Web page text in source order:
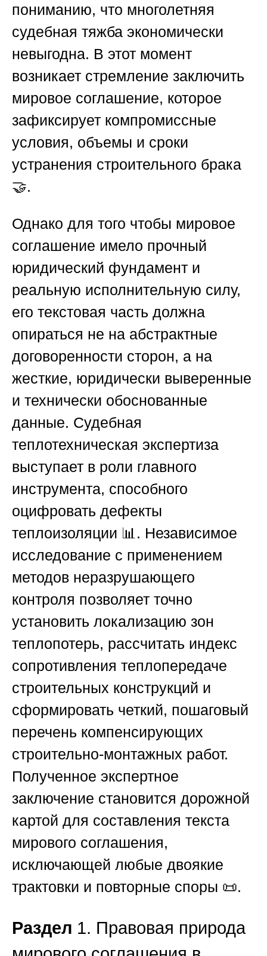
пониманию, что многолетняя
судебная тяжба экономически
невыгодна. В этот момент
возникает стремление заключить
мировое соглашение, которое
зафиксирует компромиссные
условия, объемы и сроки
устранения строительного брака
🤝.
Однако для того чтобы мировое
соглашение имело прочный
юридический фундамент и
реальную исполнительную силу,
его текстовая часть должна
опираться не на абстрактные
договоренности сторон, а на
жесткие, юридически выверенные
и технически обоснованные
данные. Судебная
теплотехническая экспертиза
выступает в роли главного
инструмента, способного
оцифровать дефекты
теплоизоляции 📊. Независимое
исследование с применением
методов неразрушающего
контроля позволяет точно
установить локализацию зон
теплопотерь, рассчитать индекс
сопротивления теплопередаче
строительных конструкций и
сформировать четкий, пошаговый
перечень компенсирующих
строительно-монтажных работ.
Полученное экспертное
заключение становится дорожной
картой для составления текста
мирового соглашения,
исключающей любые двоякие
трактовки и повторные споры 📜.
Раздел 1. Правовая природа